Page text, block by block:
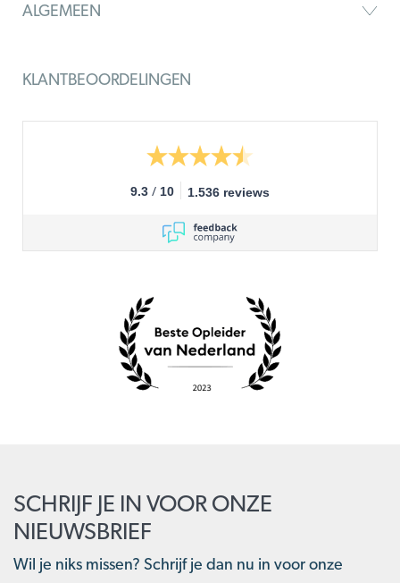
ALGEMEEN
KLANTBEOORDELINGEN
9.3 / 10 1.536 reviews
SCHRIJF JE IN VOOR ONZE
NIEUWSBRIEF
Wil je niks missen? Schrijf je dan nu in voor onze